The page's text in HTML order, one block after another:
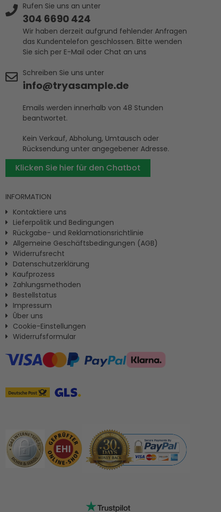
Rufen Sie uns an unter
304 6690 424
Wir haben derzeit aufgrund fehlender Anfragen
das Kundentelefon geschlossen. Bitte wenden
Sie sich per E-Mail oder Chat an uns
Schreiben Sie uns unter
info@tryasample.de
Emails werden innerhalb von 48 Stunden
beantwortet.
Kein Verkauf, Abholung, Umtausch oder
Rücksendung unter angegebener Adresse.
Klicken Sie hier für den Chatbot
INFORMATION
Kontaktiere uns
Lieferpolitik und Bedingungen
Rückgabe- und Reklamationsrichtlinie
Allgemeine Geschäftsbedingungen (AGB)
Widerrufsrecht
Datenschutzerklärung
Kaufprozess
Zahlungsmethoden
Bestellstatus
Impressum
Ûber uns
Cookie-Einstellungen
Widerrufsformular